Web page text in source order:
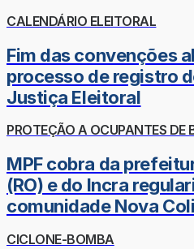
CALENDÁRIO ELEITORAL
Fim das convenções
processo de registro
Justiça Eleitoral
PROTEÇÃO A OCUPANTES DE
MPF cobra da
(RO) e do Incra
comunidade Nova
CICLONE-BOMBA